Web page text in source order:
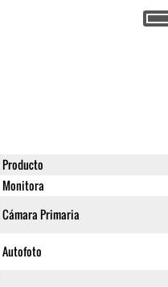
Producto
Monitora
Cámara Primaria
Autofoto